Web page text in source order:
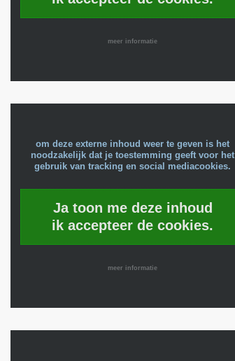
meer informatie
om deze externe inhoud weer te geven is het
noodzakelijk dat je toestemming geeft voor het
gebruik van tracking en social mediacookies.
Ja toon me deze inhoud
ik accepteer de cookies.
meer informatie